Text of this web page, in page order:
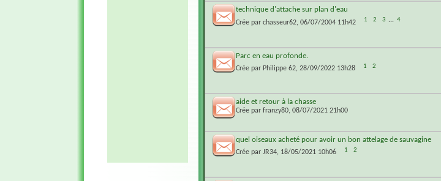
technique d'attache sur plan d'eau
Crée par chasseur62, 06/07/2004 11h42 1 2 3 ... 4
Parc en eau profonde.
Crée par Philippe 62, 28/09/2022 13h28 1 2
aide et retour à la chasse
Crée par franzy80, 08/07/2021 21h00
quel oiseaux acheté pour avoir un bon attelage de sauvagine
Crée par JR34, 18/05/2021 10h06 1 2